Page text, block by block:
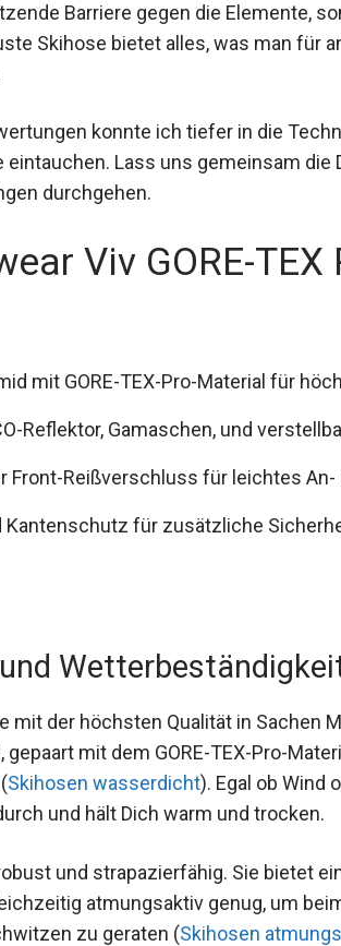
Barriere gegen die Elemente,
robuste Skihose bietet alles, was
benötigt.
konnte ich tiefer in die
Lass uns gemeinsam die
durchgehen.
Viv GORE-TEX
mit GORE-TEX-Pro-Material für
Reflektor, Gamaschen, und
Front-Reißverschluss für leichtes An-
Kantenschutz für zusätzliche
mit der höchsten Qualität in Sachen
mit dem GORE-TEX-Pro-
Skihosen wasserdicht). Egal ob Wind
und hält Dich warm und trocken.
und strapazierfähig. Sie bietet
atmungsaktiv genug, um
zu geraten (Skihosen